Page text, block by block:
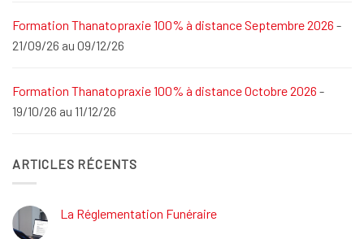
Formation Thanatopraxie 100% à distance Septembre 2026 -
21/09/26 au 09/12/26
Formation Thanatopraxie 100% à distance Octobre 2026 -
19/10/26 au 11/12/26
ARTICLES RÉCENTS
La Réglementation Funéraire